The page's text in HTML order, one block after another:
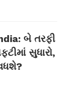
બે તરફી
સુધારો,